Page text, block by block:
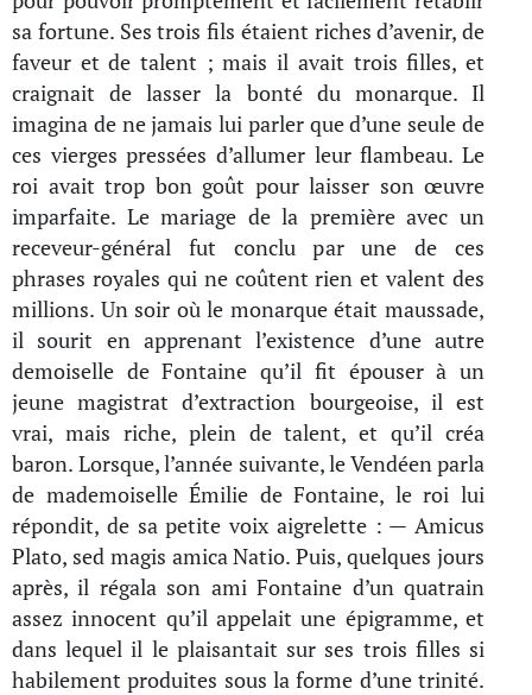
sa fortune. Ses trois fils étaient riches d’avenir, de
faveur et de talent ; mais il avait trois filles, et
craignait de lasser la bonté du monarque. Il
imagina de ne jamais lui parler que d’une seule de
ces vierges pressées d’allumer leur flambeau. Le
roi avait trop bon goût pour laisser son œuvre
imparfaite. Le mariage de la première avec un
receveur-général fut conclu par une de ces
phrases royales qui ne coûtent rien et valent des
millions. Un soir où le monarque était maussade,
il sourit en apprenant l’existence d’une autre
demoiselle de Fontaine qu’il fit épouser à un
jeune magistrat d’extraction bourgeoise, il est
vrai, mais riche, plein de talent, et qu’il créa
baron. Lorsque, l’année suivante, le Vendéen parla
de mademoiselle Émilie de Fontaine, le roi lui
répondit, de sa petite voix aigrelette : — Amicus
Plato, sed magis amica Natio. Puis, quelques jours
après, il régala son ami Fontaine d’un quatrain
assez innocent qu’il appelait une épigramme, et
dans lequel il le plaisantait sur ses trois filles si
habilement produites sous la forme d’une trinité.